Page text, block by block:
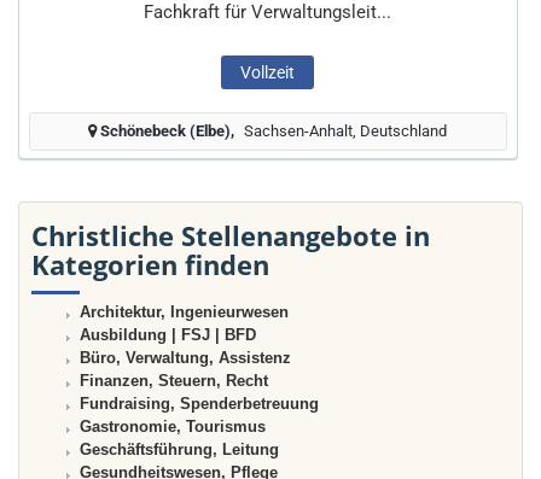
Fachkraft für Verwaltungsleit...
Vollzeit
Schönebeck (Elbe) Sachsen-Anhalt, Deutschland
Christliche Stellenangebote in
Kategorien finden
Architektur, Ingenieurwesen
Ausbildung | FSJ | BFD
Büro, Verwaltung, Assistenz
Finanzen, Steuern, Recht
Fundraising, Spenderbetreuung
Gastronomie, Tourismus
Geschäftsführung, Leitung
Gesundheitswesen, Pflege